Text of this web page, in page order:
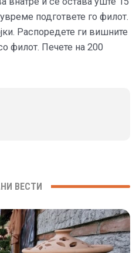
подгответе го филот.
Распоредете ги вишните
филот. Печете на 200
ВЕСТИ